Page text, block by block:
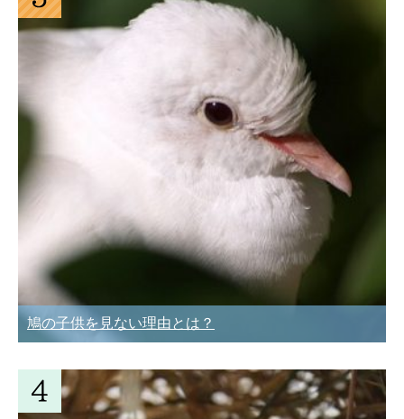
鳩の子供を見ない理由とは？